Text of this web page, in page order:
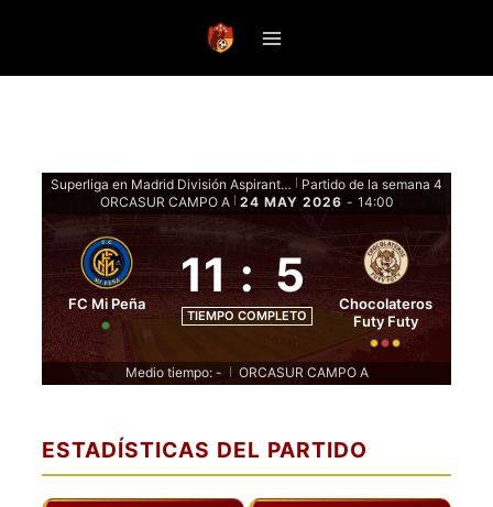
Superliga en Madrid División Aspirante - Fase De Grupos
Partido de la semana 4
ORCASUR CAMPO A
24 MAY 2026 - 14:00
FC Mi Peña
11 : 5
TIEMPO COMPLETO
Chocolateros
Futy Futy
Medio tiempo: - ORCASUR CAMPO A
ESTADÍSTICAS DEL PARTIDO